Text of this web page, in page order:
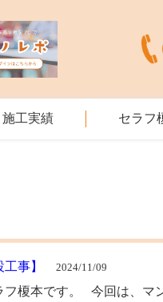
施工実績 セラフ
事】 2024/11/09
フ榎本です。 今回は、マ